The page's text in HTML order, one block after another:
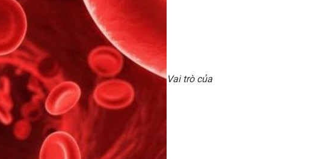
Vai trò của